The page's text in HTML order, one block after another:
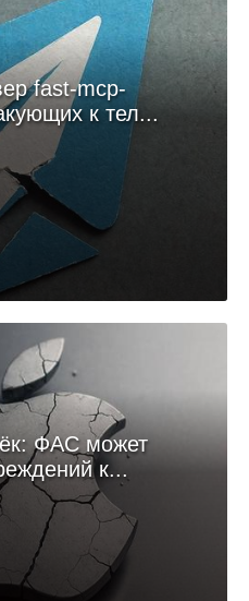
fast-mcp-
к тел...
ФАС может
к...